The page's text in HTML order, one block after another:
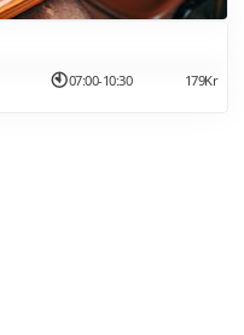
07:00-10:30 179Kr